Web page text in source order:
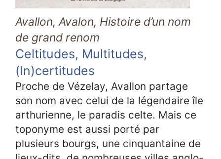
Avallon, Avalon, Histoire d’un nom
de grand renom
Celtitudes, Multitudes,
(In)certitudes
Proche de Vézelay, Avallon partage
son nom avec celui de la légendaire île
arthurienne, le paradis celte. Mais ce
toponyme est aussi porté par
plusieurs bourgs, une cinquantaine de